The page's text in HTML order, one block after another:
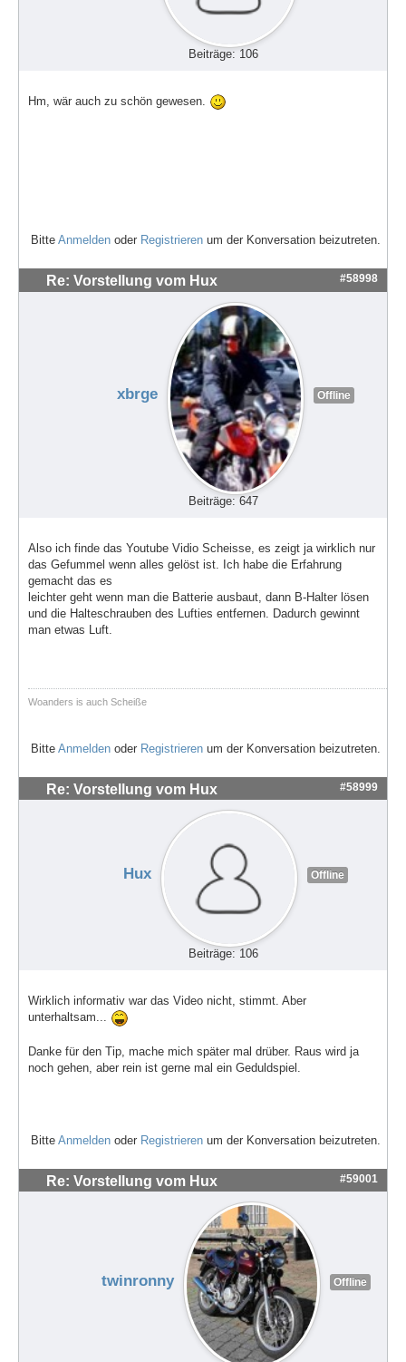
Beiträge: 106
Hm, wär auch zu schön gewesen.
Bitte Anmelden oder Registrieren um der Konversation beizutreten.
Re: Vorstellung vom Hux #58998
xbrge Offline
Beiträge: 647
Also ich finde das Youtube Vidio Scheisse, es zeigt ja wirklich nur
das Gefummel wenn alles gelöst ist. Ich habe die Erfahrung
gemacht das es
leichter geht wenn man die Batterie ausbaut, dann B-Halter lösen
und die Halteschrauben des Lufties entfernen. Dadurch gewinnt
man etwas Luft.
Woanders is auch Scheiße
Bitte Anmelden oder Registrieren um der Konversation beizutreten.
Re: Vorstellung vom Hux #58999
Hux Offline
Beiträge: 106
Wirklich informativ war das Video nicht, stimmt. Aber
unterhaltsam...
Danke für den Tip, mache mich später mal drüber. Raus wird ja
noch gehen, aber rein ist gerne mal ein Geduldspiel.
Bitte Anmelden oder Registrieren um der Konversation beizutreten.
Re: Vorstellung vom Hux #59001
twinronny Offline